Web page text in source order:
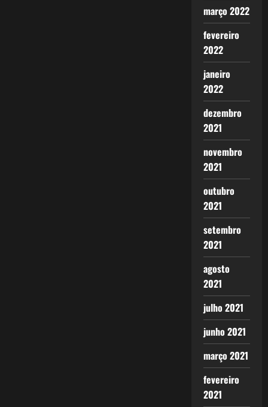
março 2022
fevereiro
2022
janeiro
2022
dezembro
2021
novembro
2021
outubro
2021
setembro
2021
agosto
2021
julho 2021
junho 2021
março 2021
fevereiro
2021